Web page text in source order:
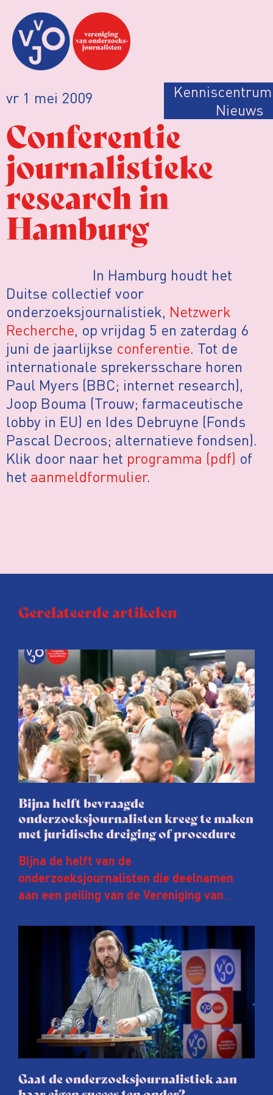
vr 1 mei 2009 Kenniscentrum
Nieuws
Conferentie
journalistieke
research in
Hamburg
In Hamburg houdt het
Duitse collectief voor
onderzoeksjournalistiek, Netzwerk
Recherche, op vrijdag 5 en zaterdag 6
juni de jaarlijkse conferentie. Tot de
internationale sprekersschare horen
Paul Myers (BBC; internet research),
Joop Bouma (Trouw; farmaceutische
lobby in EU) en Ides Debruyne (Fonds
Pascal Decroos; alternatieve fondsen).
Klik door naar het programma (pdf) of
het aanmeldformulier.
Gerelateerde artikelen
Bijna helft bevraagde
onderzoeksjournalisten kreeg te maken
met juridische dreiging of procedure
Bijna de helft van de
onderzoeksjournalisten die deelnamen
aan een peiling van de Vereniging van
afgelopen twee jaar te maken met
juridische dreiging of een juridische
procedure rond het eigen werk. Dat kost
journalisten tijd, ook ervaren zij stress en
soms worden publicaties aangepast of
gaat de hele publicatie zelfs niet door.
Gaat de onderzoeksjournalistiek aan